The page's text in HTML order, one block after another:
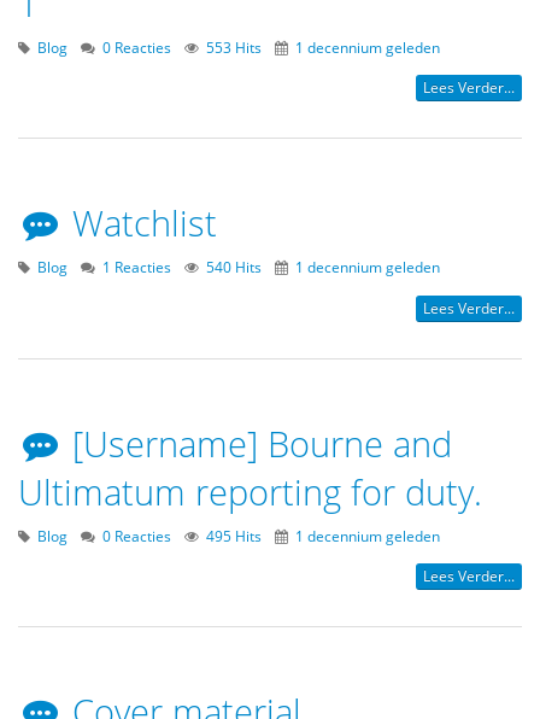
Blog 0 Reacties 553 Hits 1 decennium geleden
Lees Verder...
Watchlist
Blog 1 Reacties 540 Hits 1 decennium geleden
Lees Verder...
[Username] Bourne and
Ultimatum reporting for duty.
Blog 0 Reacties 495 Hits 1 decennium geleden
Lees Verder...